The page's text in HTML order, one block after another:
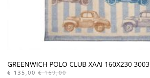
GREENWICH POLO CLUB ΧΑΛΙ 160X230 3003
€ 135,00 €169,00